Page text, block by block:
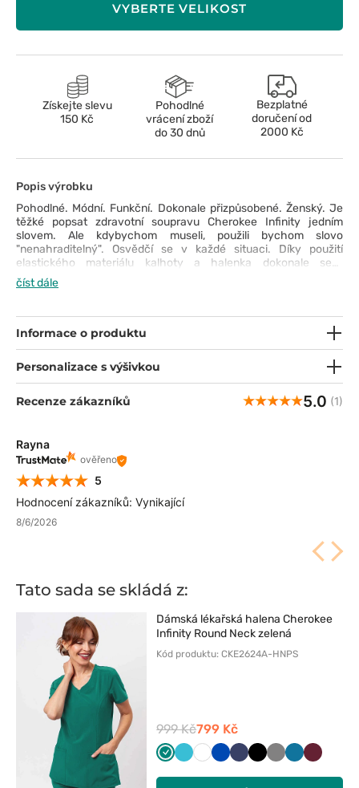
VYBERTE VELIKOST
Získejte slevu
150 Kč
Pohodlné
vrácení zboží
do 30 dnů
Bezplatné
doručení od
2000 Kč
Popis výrobku
Pohodlné. Módní. Funkční. Dokonale přizpůsobené. Ženský. Je
těžké popsat zdravotní soupravu Cherokee Infinity jedním
slovem. Ale kdybychom museli, použili bychom slovo
"nenahraditelný". Osvědčí se v každé situaci. Díky použití
elastického materiálu kalhoty a halenka dokonale sedí,
zdůrazňují siluetu, ale neomezují v pohybu. Kapsy jsou
nezbytnou výbavou všech zdravotníků - zde o ně nebudete mít
totožnosti v blůze. Módní prošívání, žebrování, jemné rozparky,
větrací vložky - všechny prvky soupravy se vzájemně doplňují
číst dále
Informace o produktu
Personalizace s výšivkou
Recenze zákazníků 5.0 (1)
Rayna
ověřeno
5
Hodnocení zákazníků: Vynikající
8/6/2026
Tato sada se skládá z:
Dámská lékařská halena Cherokee
Infinity Round Neck zelená
Kód produktu: CKE2624A-HNPS
999 Kč799 Kč
ZielonyMorskiBiałyKrólewski
CiemnyCzarnySzaryKaraibskiWiśniowy